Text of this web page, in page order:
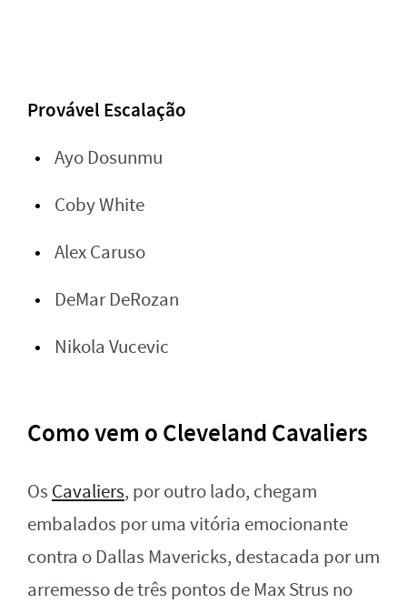
Provável Escalação
Ayo Dosunmu
Coby White
Alex Caruso
DeMar DeRozan
Nikola Vucevic
Como vem o Cleveland Cavaliers
Os Cavaliers, por outro lado, chegam
embalados por uma vitória emocionante
contra o Dallas Mavericks, destacada por um
arremesso de três pontos de Max Strus no